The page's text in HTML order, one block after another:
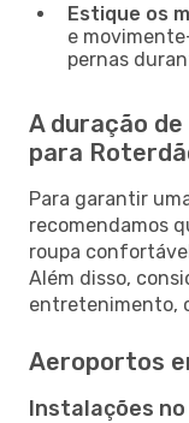
Estique os
e
pernas
A duração de
para
Para garantir
recomendamos
roupa
Além disso,
entretenimento,
Aeroportos
Instalações